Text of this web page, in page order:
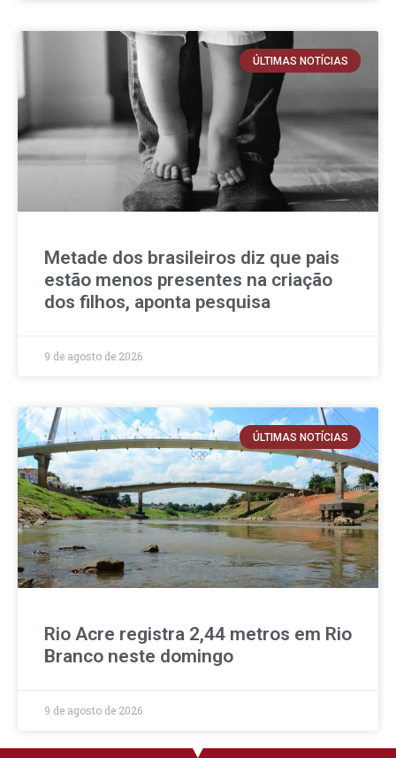
ÚLTIMAS NOTÍCIAS
Metade dos brasileiros diz que pais
estão menos presentes na criação
dos filhos, aponta pesquisa
9 de agosto de 2026
ÚLTIMAS NOTÍCIAS
Rio Acre registra 2,44 metros em Rio
Branco neste domingo
9 de agosto de 2026